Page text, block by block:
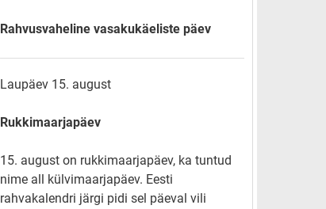
Rahvusvaheline vasakukäeliste päev
Laupäev 15. august
Rukkimaarjapäev
15. august on rukkimaarjapäev, ka tuntud
nime all külvimaarjapäev. Eesti
rahvakalendri järgi pidi sel päeval vili